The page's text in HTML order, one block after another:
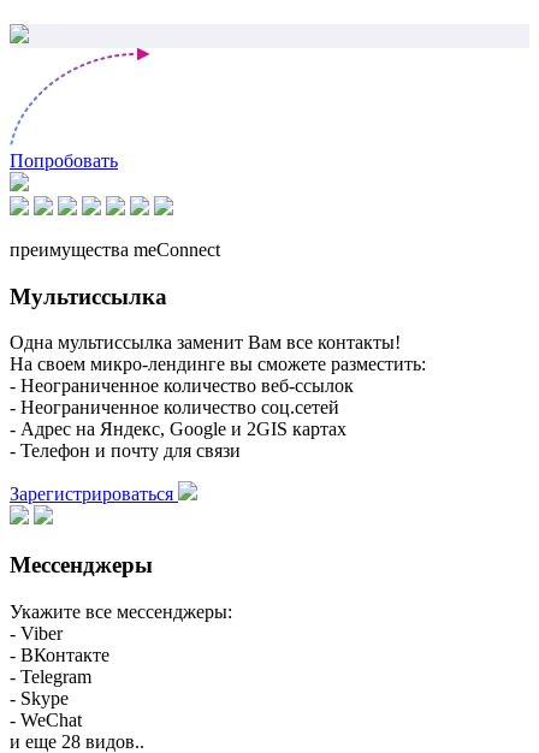
Попробовать
преимущества meConnect
Мультиссылка
Одна мультиссылка заменит Вам все контакты!
На своем микро-лендинге вы сможете разместить:
- Неограниченное количество веб-ссылок
- Неограниченное количество соц.сетей
- Адрес на Яндекс, Google и 2GIS картах
- Телефон и почту для связи
Зарегистрироваться
Мессенджеры
Укажите все мессенджеры:
- Viber
- ВКонтакте
- Telegram
- Skype
- WeChat
и еще 28 видов..